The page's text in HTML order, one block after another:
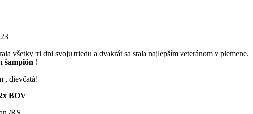
všetky tri dni svoju triedu a dvakrát sa stala najlepším veteránom v plemene.
šampión !
, dievčatá!
BOV
/RS